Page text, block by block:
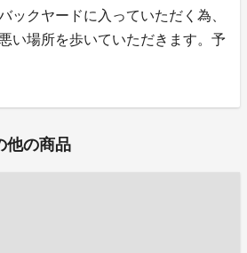
ックヤードに入っていただく為、
い場所を歩いていただきます。予
他の商品